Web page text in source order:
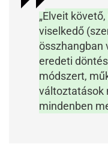
„Elveit
viselkedő
összhangban
eredeti
módszert,
változtatások
mindenben